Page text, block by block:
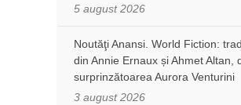
5 august 2026
Noutăţi Anansi. World Fiction:
din Annie Ernaux și Ahmet Altan,
surprinzătoarea Aurora Venturini
3 august 2026